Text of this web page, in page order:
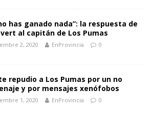
has ganado nada”: la respuesta de
al capitán de Los Pumas
2, 2020 EnProvincia 0
repudio a Los Pumas por un no
y por mensajes xenófobos
1, 2020 EnProvincia 0